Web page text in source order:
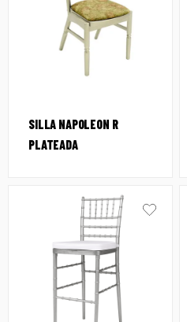
SILLA NAPOLEON R
PLATEADA